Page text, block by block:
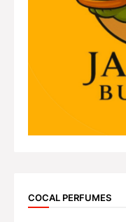
COCAL PERFUMES